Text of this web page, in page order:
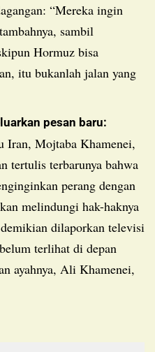
“Mereka ingin
sambil
Hormuz bisa
itu bukanlah jalan yang
pesan baru:
Iran, Mojtaba Khamenei,
tertulis terbarunya bahwa
perang dengan
melindungi hak-haknya
dilaporkan televisi
terlihat di depan
ayahnya, Ali Khamenei,